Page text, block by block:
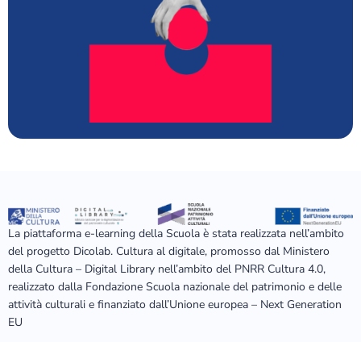
La piattaforma e-learning della Scuola è stata realizzata nell’ambito
del progetto Dicolab. Cultura al digitale, promosso dal Ministero
della Cultura – Digital Library nell’ambito del PNRR Cultura 4.0,
realizzato dalla Fondazione Scuola nazionale del patrimonio e delle
attività culturali e finanziato dall’Unione europea – Next Generation
EU